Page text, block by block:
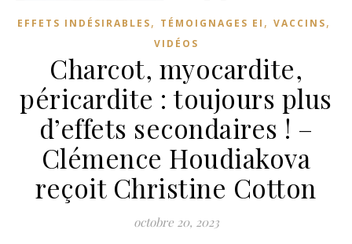
EFFETS INDÉSIRABLES, TÉMOIGNAGES EI , VACCINS,
VIDÉOS
Charcot, myocardite,
péricardite : toujours plus
d’effets secondaires ! –
Clémence Houdiakova
reçoit Christine Cotton
octobre 20, 2023